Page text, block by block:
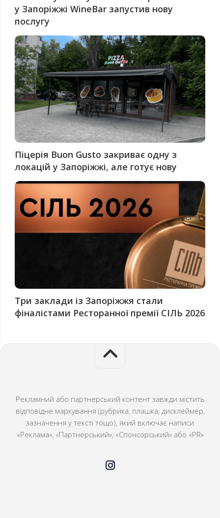
у Запоріжжі WineBar запустив нову
послугу
Піцерія Buon Gusto закриває одну з
локацій у Запоріжжі, але готує нову
Три заклади із Запоріжжя стали
фіналістами Ресторанної премії СІЛЬ 2026
Рекламний або партнерський контент завжди містить
відповідне маркування (рубрика, плашка, дисклеймер,
зазначення у тексті тощо), який включає написи
«Реклама», «Партнерський», «Спонсорський» або «PR»